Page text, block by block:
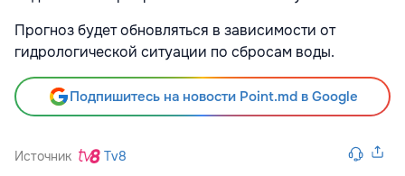
Прогноз будет обновляться в зависимости от
гидрологической ситуации по сбросам воды.
Подпишитесь на новости Point.md в Google
Источник Tv8